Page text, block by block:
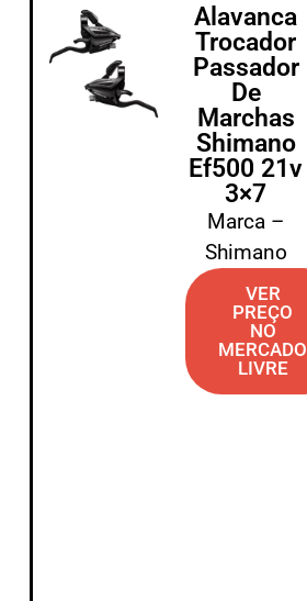
Alavanca
Trocador
Passador
De
Marchas
Shimano
Ef500 21v
3×7
Marca –
Shimano
VER
PREÇO
NO
MERCADO
LIVRE